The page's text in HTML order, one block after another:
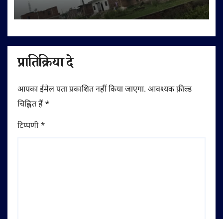
तालाब की जमीन अभिलेखों में बदली, अवैध
प्लॉटिंग का भी दावा
प्रातिक्रिया दे
आपका ईमेल पता प्रकाशित नहीं किया जाएगा. आवश्यक फ़ील्ड
चिह्नित हैं *
टिप्पणी*